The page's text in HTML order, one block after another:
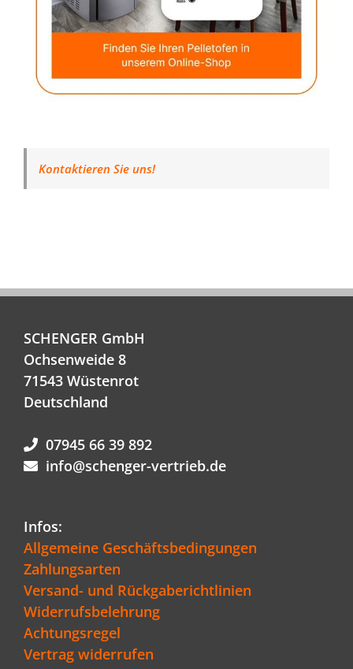
Kontaktieren Sie uns!
SCHENGER GmbH
Ochsenweide 8
71543 Wüstenrot
Deutschland
07945 66 39 892
info@schenger-vertrieb.de
Infos:
Allgemeine Geschäftsbedingungen
Zahlungsarten
Versand- und Rückgaberichtlinien
Widerrufsbelehrung
Achtungsregel
Vertrag widerrufen